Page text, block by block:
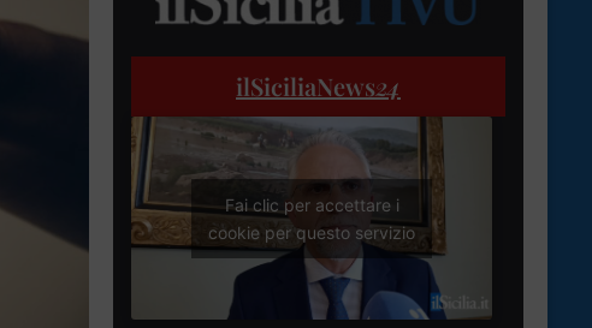
ilSiciliaNews24
Fai clic per accettare i
cookie per questo servizio